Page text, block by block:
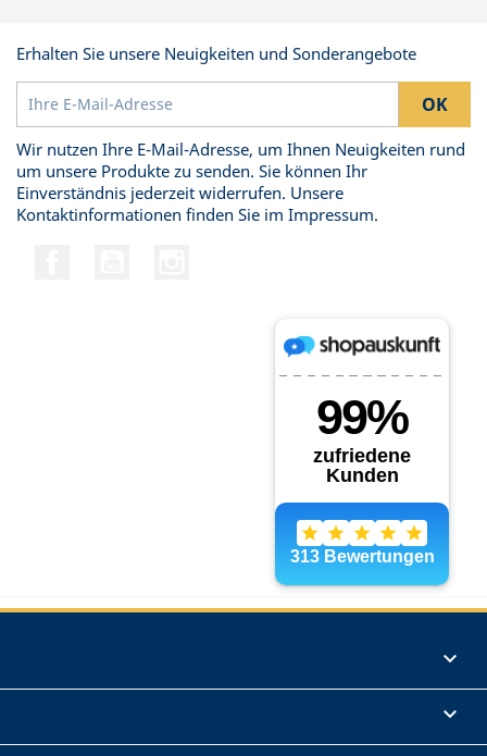
Erhalten Sie unsere Neuigkeiten und Sonderangebote
Wir nutzen Ihre E-Mail-Adresse, um Ihnen Neuigkeiten rund
um unsere Produkte zu senden. Sie können Ihr
Einverständnis jederzeit widerrufen. Unsere
Kontaktinformationen finden Sie im Impressum.

